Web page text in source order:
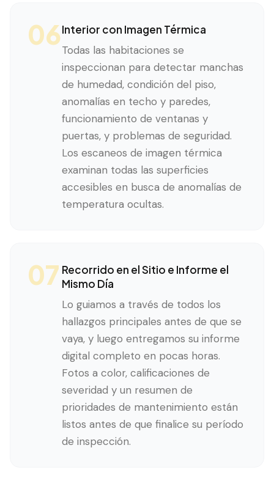
06Interior con Imagen Térmica
Todas las habitaciones se
inspeccionan para detectar manchas
de humedad, condición del piso,
anomalías en techo y paredes,
funcionamiento de ventanas y
puertas, y problemas de seguridad.
Los escaneos de imagen térmica
examinan todas las superficies
accesibles en busca de anomalías de
temperatura ocultas.
07 Recorrido en el Sitio e Informe el
Mismo Día
Lo guiamos a través de todos los
hallazgos principales antes de que se
vaya, y luego entregamos su informe
digital completo en pocas horas.
Fotos a color, calificaciones de
severidad y un resumen de
prioridades de mantenimiento están
listos antes de que finalice su período
de inspección.